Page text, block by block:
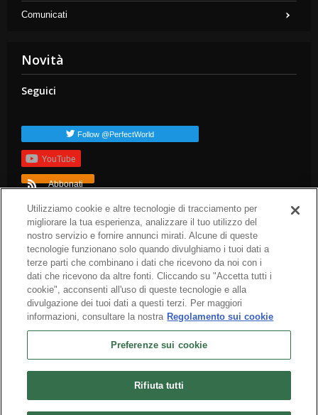
Comunicati
Novità
Seguici
Follow @PerfectWorld
YouTube
Abbonati
TAG popolari
dev-blog arc-news press-release arc-steam
arc-patch-notes
arc-upcoming
Disinstalla
Contattaci
Utilizziamo cookie e altre tecnologie di tracciamento per
migliorare la tua esperienza, analizzare il tuo utilizzo del
nostro servizio e fornire annunci mirati. Alcune di queste
tecnologie funzionano solo quando divulghiamo i tuoi dati a
terze parti che combinano i dati che ricevono da noi con i
dati che ricevono da altre fonti. Cliccando su "Accetta tutti i
cookie", acconsenti all'uso di queste tecnologie e alla
divulgazione dei tuoi dati a questi terzi. Per maggiori
informazioni, consultare la nostra Regolamento sui cookie
Preferenze sui cookie
Rifiuta tutti